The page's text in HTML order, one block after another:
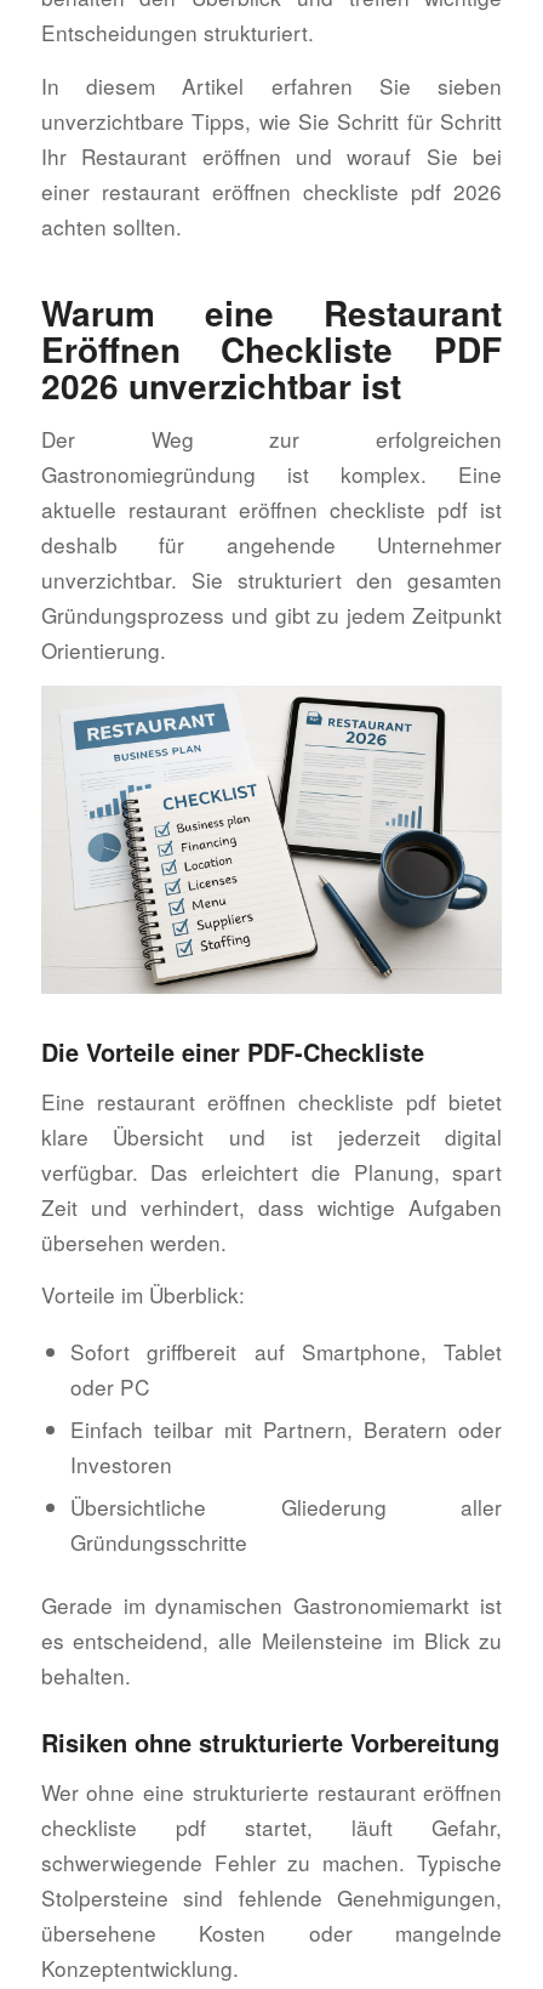
Entscheidungen strukturiert.
In diesem Artikel erfahren Sie sieben
unverzichtbare Tipps, wie Sie Schritt für Schritt
Ihr Restaurant eröffnen und worauf Sie bei
einer restaurant eröffnen checkliste pdf 2026
achten sollten.
Warum eine Restaurant
Eröffnen Checkliste PDF
2026 unverzichtbar ist
Der Weg zur erfolgreichen
Gastronomiegründung ist komplex. Eine
aktuelle restaurant eröffnen checkliste pdf ist
deshalb für angehende Unternehmer
unverzichtbar. Sie strukturiert den gesamten
Gründungsprozess und gibt zu jedem Zeitpunkt
Orientierung.
Die Vorteile einer PDF-Checkliste
Eine restaurant eröffnen checkliste pdf bietet
klare Übersicht und ist jederzeit digital
verfügbar. Das erleichtert die Planung, spart
Zeit und verhindert, dass wichtige Aufgaben
übersehen werden.
Vorteile im Überblick:
Sofort griffbereit auf Smartphone, Tablet
oder PC
Einfach teilbar mit Partnern, Beratern oder
Investoren
Übersichtliche Gliederung aller
Gründungsschritte
Gerade im dynamischen Gastronomiemarkt ist
es entscheidend, alle Meilensteine im Blick zu
behalten.
Risiken ohne strukturierte Vorbereitung
Wer ohne eine strukturierte restaurant eröffnen
checkliste pdf startet, läuft Gefahr,
schwerwiegende Fehler zu machen. Typische
Stolpersteine sind fehlende Genehmigungen,
übersehene Kosten oder mangelnde
Konzeptentwicklung.